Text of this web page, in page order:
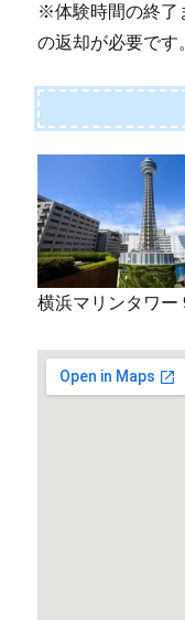
※体験時間の終了
の返却が必要です
横浜マリンタワー